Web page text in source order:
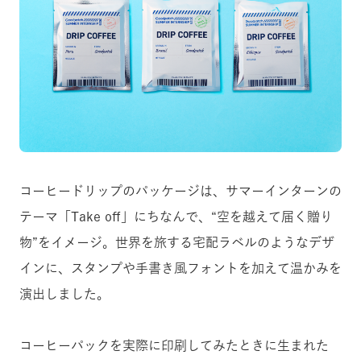
コーヒードリップのパッケージは、サマーインターンの
テーマ「Take off」にちなんで、“空を越えて届く贈り
物”をイメージ。世界を旅する宅配ラベルのようなデザ
インに、スタンプや手書き風フォントを加えて温かみを
演出しました。
コーヒーパックを実際に印刷してみたときに生まれた